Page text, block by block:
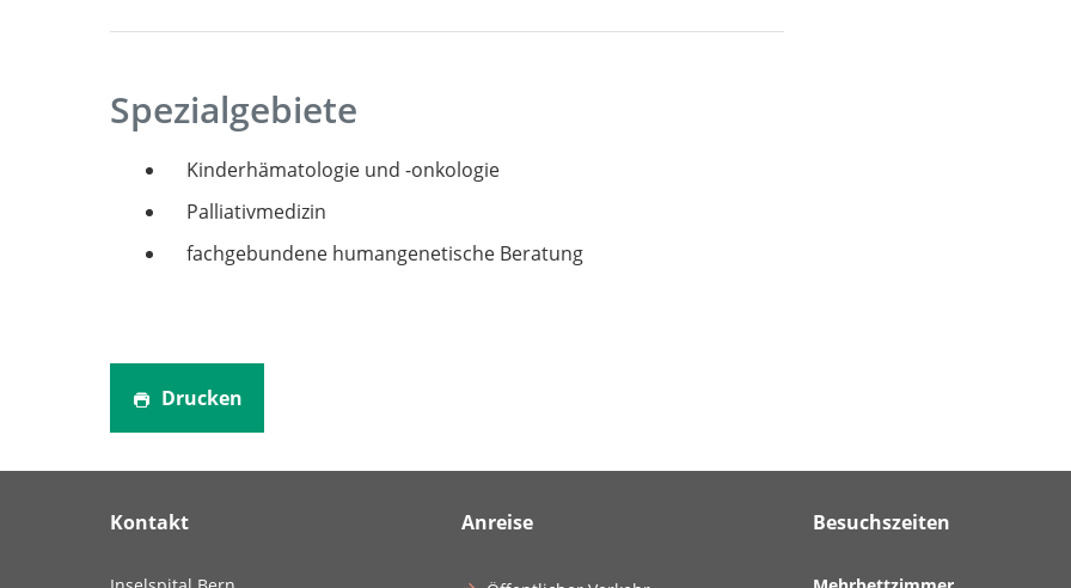
Spezialgebiete
Kinderhämatologie und -onkologie
Palliativmedizin
fachgebundene humangenetische Beratung
Drucken
Kontakt Anreise Besuchszeiten